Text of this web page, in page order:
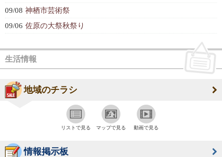
09/08 神栖市芸術祭
09/06 佐原の大祭秋祭り
生活情報
地域のチラシ
リストで見る マップで見る 動画で見る
情報掲示板